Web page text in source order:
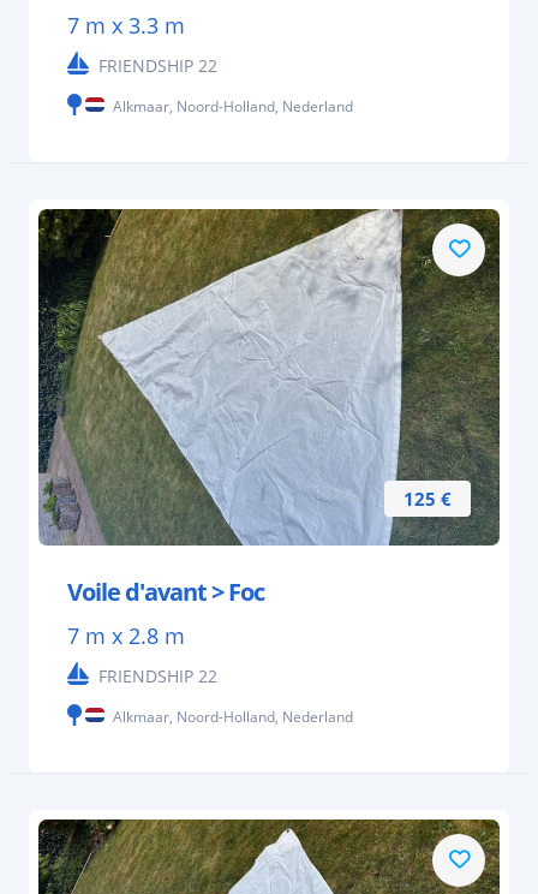
7 m x 3.3 m
FRIENDSHIP 22
Alkmaar, Noord-Holland, Nederland
125 €
Voile d'avant > Foc
7 m x 2.8 m
FRIENDSHIP 22
Alkmaar, Noord-Holland, Nederland